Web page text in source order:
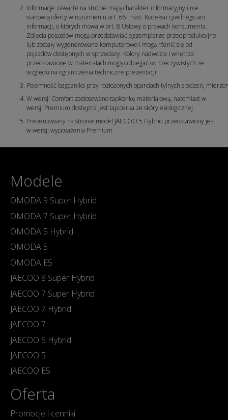
Informacje zawarte na stronie mają charakter informacyjny i nie
stanowią oferty w rozumieniu art. 66 i nast. Kodeksu cywilnego ani
informacji, o których mowa w art. 8 Ustawy o prawach konsumenta.
Zdjęcia pojazdów mogą przedstawiać egzemplarze przedprodukcyjne
lub zostały wygenerowane komputerowo i mogą różnić się od
pojazdów dostępnych w sprzedaży. Kolory nadwozia i wnętrza
przedstawione w materiałach mogą odbiegać od rzeczywistych ze
względu na ograniczenia techniczne prezentacji.
Pojemność bagażnika przy rozłożonych oparciach tylnych siedzeń,
W wersji Comfort zastosowano tapicerkę materiałową, natomiast w
wersji Premium dostępna jest tapicerka ze skóry ekologicznej
Prezentowany na stronie model JAECOO 5 Hybrid przedstawiony jest
w wersji wyposażenia Premium.
Modele
OMODA 9 Super Hybrid
OMODA 7 Super Hybrid
OMODA 5 Hybrid
OMODA 5
OMODA E5
JAECOO 8 Super Hybrid
JAECOO 7 Super Hybrid
JAECOO 7 Hybrid
JAECOO 7
JAECOO 5 Hybrid
JAECOO 5
JAECOO E5
Oferta
Promocje i cenniki